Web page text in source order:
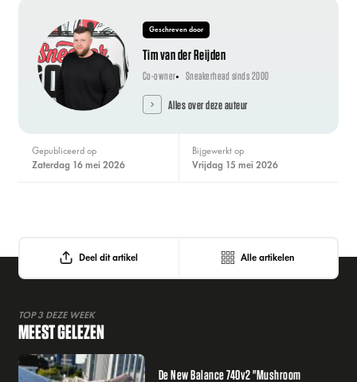
Geschreven door
Tim van der Reijden
Co-owner Sneakerhead sinds 2000
Alles over deze auteur
Gepubliceerd op
zaterdag 16 mei 2026
Bijgewerkt op
vrijdag 15 mei 2026
Deel dit artikel Alle artikelen
TOP 3 DEZE WEEK
MEEST GELEZEN
De New Balance 740v2 "Mushroom